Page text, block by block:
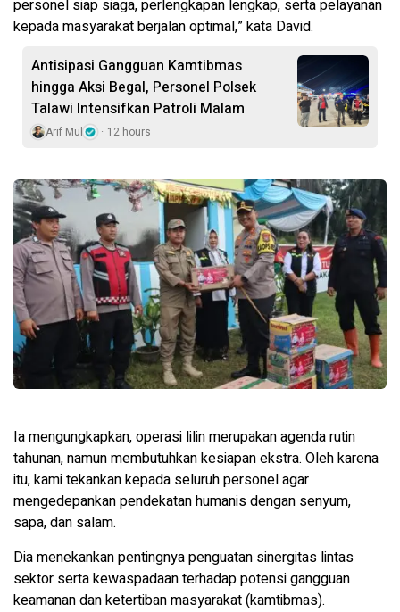
personel siap siaga, perlengkapan lengkap, serta pelayanan
kepada masyarakat berjalan optimal,” kata David.
Antisipasi Gangguan Kamtibmas
hingga Aksi Begal, Personel Polsek
Talawi Intensifkan Patroli Malam
Arif Mul 12 hours
Ia mengungkapkan, operasi lilin merupakan agenda rutin
tahunan, namun membutuhkan kesiapan ekstra. Oleh karena
itu, kami tekankan kepada seluruh personel agar
mengedepankan pendekatan humanis dengan senyum,
sapa, dan salam.
Dia menekankan pentingnya penguatan sinergitas lintas
sektor serta kewaspadaan terhadap potensi gangguan
keamanan dan ketertiban masyarakat (kamtibmas).